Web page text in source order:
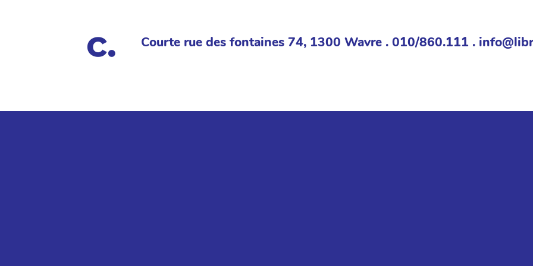
Courte rue des fontaines 74, 1300 Wavre . 010/860.111 .